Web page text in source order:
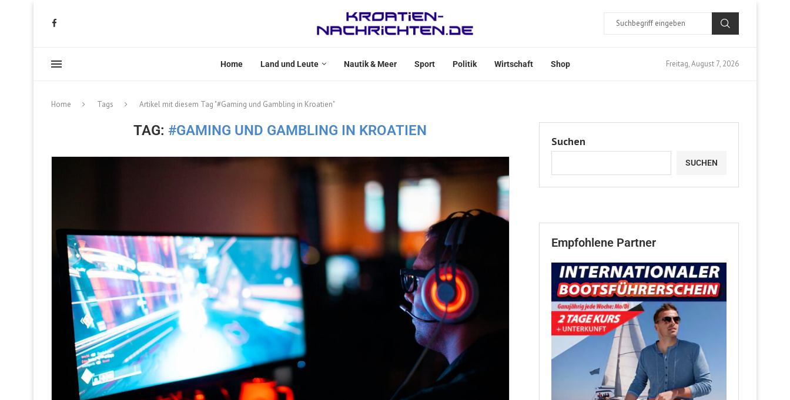
Home Land und Leute Nautik & Meer Sport Politik Wirtschaft Shop Freitag, August 7, 2026
Home Tags Artikel mit diesem Tag "#Gaming und Gambling in Kroatien"
TAG:#GAMING UND GAMBLING IN KROATIEN
Suchen
SUCHEN
Empfohlene Partner